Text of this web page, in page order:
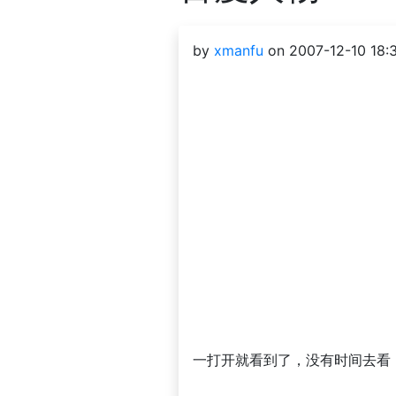
by xmanfu on 2007-12-10
一打开就看到了，没有时间去